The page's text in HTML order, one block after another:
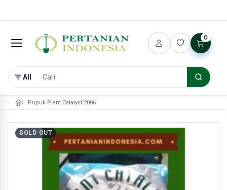
All
0
Pupuk Plant Catalyst 2006
SOLD OUT